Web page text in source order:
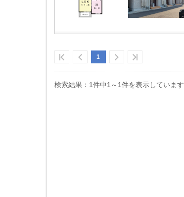
1
検索結果：1件中1～1件を表示しています